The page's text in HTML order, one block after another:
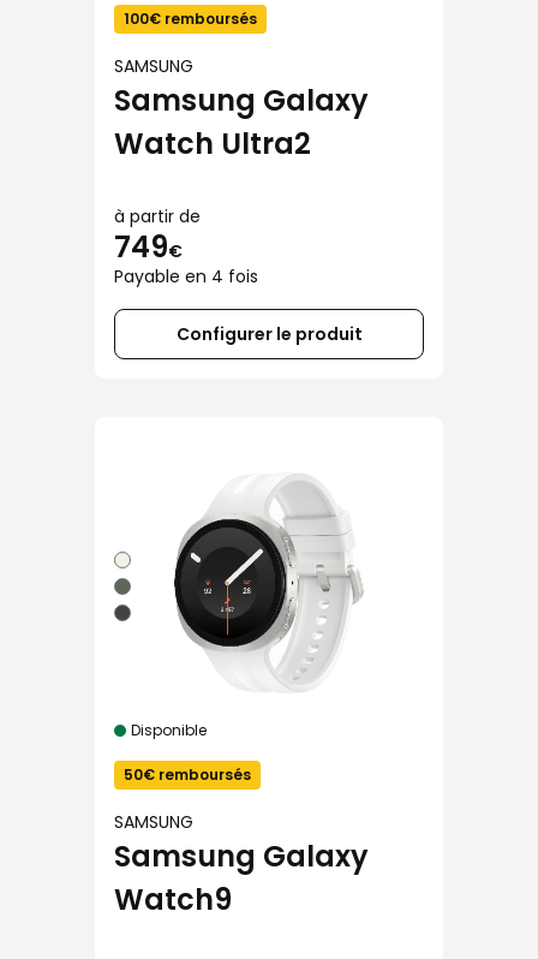
100€ remboursés
SAMSUNG
Samsung Galaxy
Watch Ultra2
à partir de
749€
Payable en 4 fois
Configurer le produit
Disponible
50€ remboursés
SAMSUNG
Samsung Galaxy
Watch9